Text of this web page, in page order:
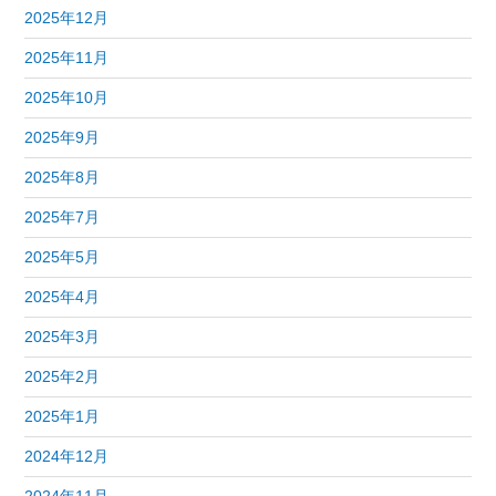
2025年12月
2025年11月
2025年10月
2025年9月
2025年8月
2025年7月
2025年5月
2025年4月
2025年3月
2025年2月
2025年1月
2024年12月